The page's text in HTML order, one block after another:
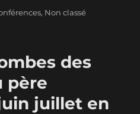
, Non classé
des
père
juillet en